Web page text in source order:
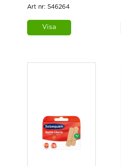
Art nr: 546264
Visa